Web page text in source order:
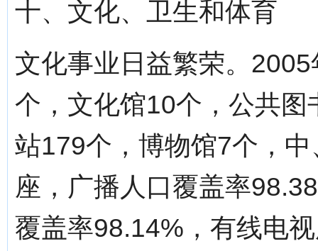
十、文化、卫生和体育
文化事业日益繁荣。
个，文化馆10个，公共
站179个，博物馆7个，
座，广播人口覆盖率
覆盖率98.14%，有线电